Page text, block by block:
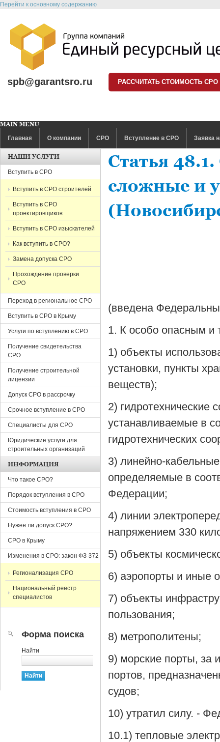
Перейти к основному содержанию
spb@garantsro.ru РАССЧИТАТЬ СТОИМОСТЬ СРО
MAIN MENU
Главная
О компании СРО Вступление в СРО Заявка
Статья
сложные и
(введена
1. К особо опасным и
1) объекты
установки, пункты
веществ);
2) гидротехнические
устанавливаемые в
гидротехнических
3) линейно-
определяемые в
Федерации;
4) линии
напряжением 330
5) объекты
6) аэропорты и иные
7) объекты
пользования;
8) метрополитены;
9) морские порты, за
портов,
судов;
10) утратил силу. -
10.1) тепловые
НАШИ УСЛУГИ
Вступить в СРО
Вступить в СРО строителей
Вступить в СРО
проектировщиков
Вступить в СРО изыскателей
Как вступить в СРО?
Замена допуска СРО
Прохождение проверки
СРО
Переход в региональное СРО
Вступить в СРО в Крыму
Услуги по вступлению в СРО
Получение свидетельства
СРО
Получение строительной
лицензии
Допуск СРО в рассрочку
Срочное вступление в СРО
Специалисты для СРО
Юридические услуги для
строительных организаций
ИНФОРМАЦИЯ
Что такое СРО?
Порядок вступления в СРО
Стоимость вступления в СРО
Нужен ли допуск СРО?
СРО в Крыму
Изменения в СРО: закон ФЗ-372
Регионализация СРО
Национальный реестр
специалистов
Форма поиска
Найти